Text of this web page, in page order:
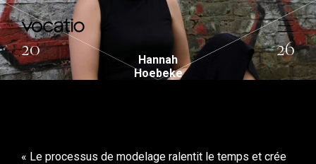
20 26
Hannah
Hoebeke
« Le processus de modelage ralentit le temps et crée